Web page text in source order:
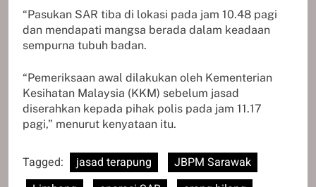
“Pasukan SAR tiba di lokasi pada jam 10.48 pagi
dan mendapati mangsa berada dalam keadaan
sempurna tubuh badan.
“Pemeriksaan awal dilakukan oleh Kementerian
Kesihatan Malaysia (KKM) sebelum jasad
diserahkan kepada pihak polis pada jam 11.17
pagi,” menurut kenyataan itu.
Tagged: jasad terapung
JBPM Sarawak